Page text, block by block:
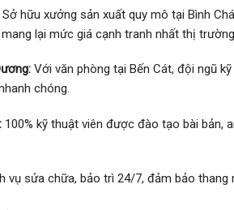
hữu xưởng sản xuất quy mô tại Bình
lại mức giá cạnh tranh nhất thị
Với văn phòng tại Bến Cát, đội ngũ
chóng.
100% kỹ thuật viên được đào tạo bài bản,
vụ sửa chữa, bảo trì 24/7, đảm bảo thang